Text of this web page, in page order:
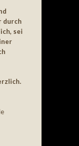
durch
sei